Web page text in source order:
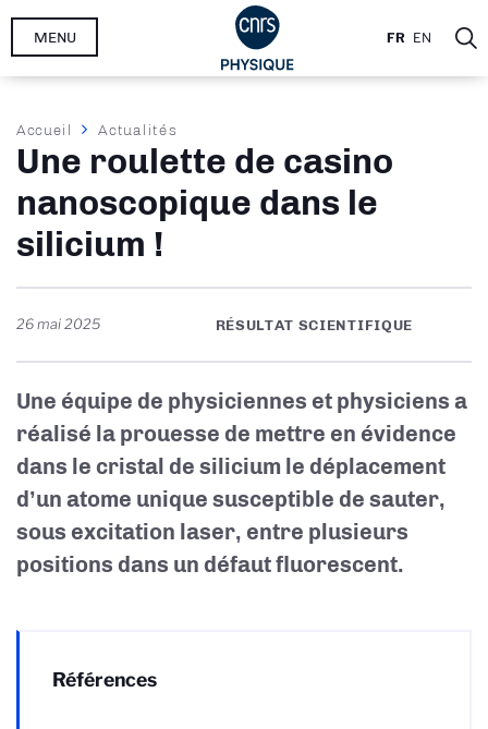
Aller
FR EN
MENU
Fil
d'Ariane
Accueil Actualités
Une roulette de casino
nanoscopique dans le
silicium !
26 mai 2025 RÉSULTAT SCIENTIFIQUE
Une équipe de physiciennes et physiciens a
réalisé la prouesse de mettre en évidence
dans le cristal de silicium le déplacement
d’un atome unique susceptible de sauter,
sous excitation laser, entre plusieurs
positions dans un défaut fluorescent.
Références